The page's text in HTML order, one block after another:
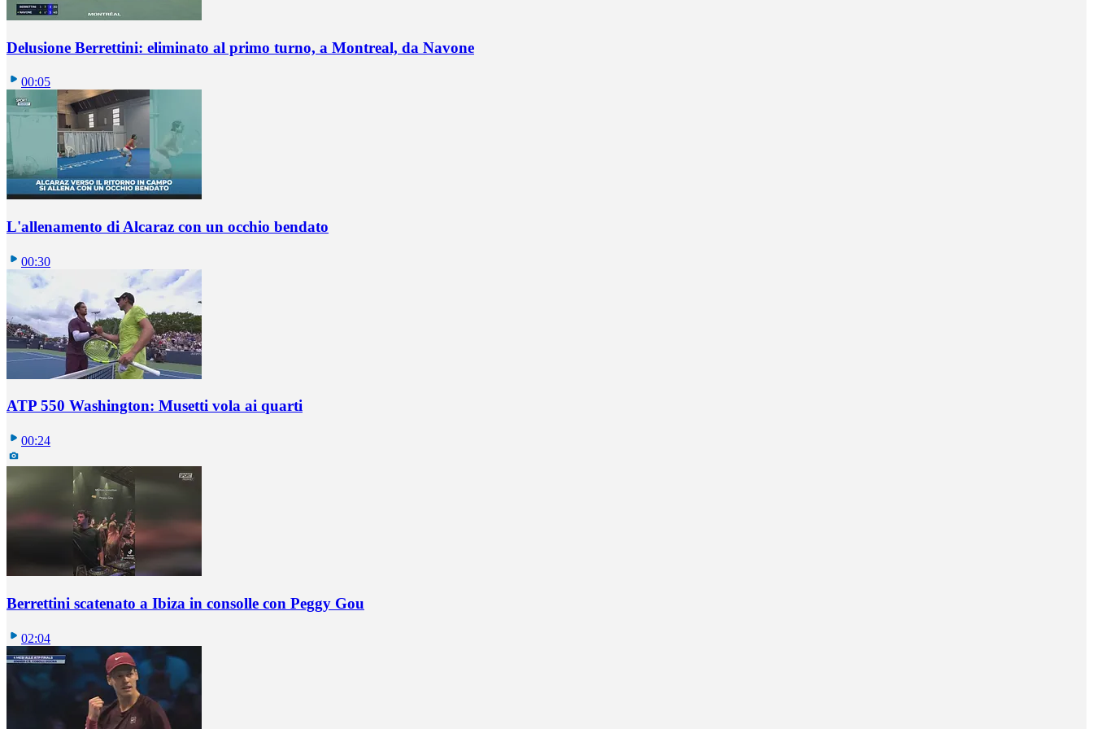
Delusione Berrettini: eliminato al primo turno, a Montreal, da Navone
00:05
L'allenamento di Alcaraz con un occhio bendato
00:30
ATP 550 Washington: Musetti vola ai quarti
00:24
Berrettini scatenato a Ibiza in consolle con Peggy Gou
02:04